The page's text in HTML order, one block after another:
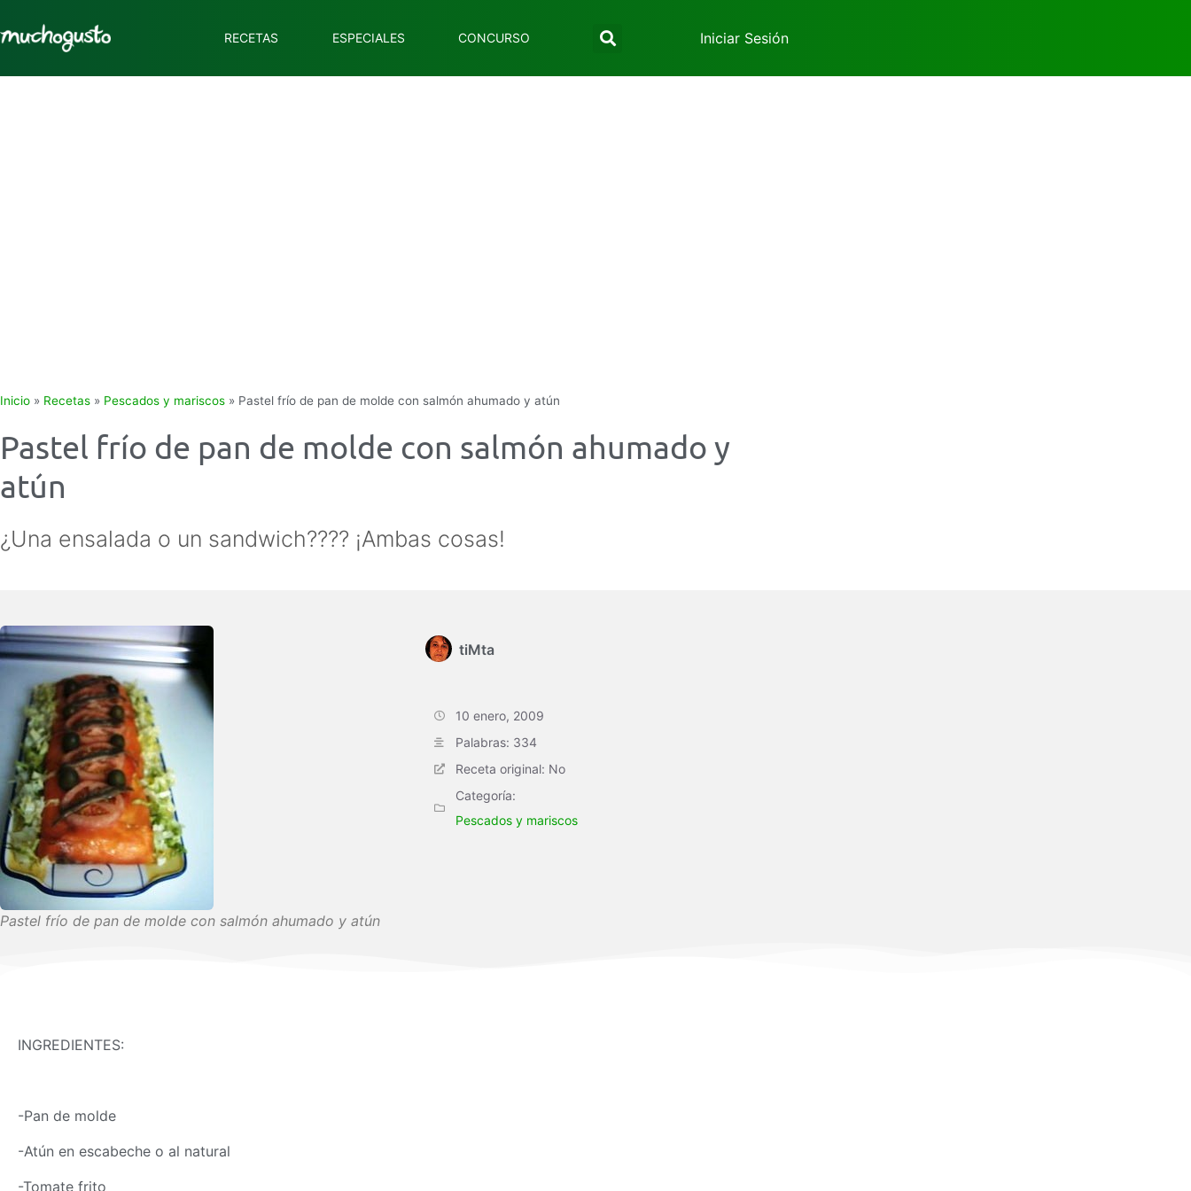
RECETAS ESPECIALES CONCURSO Iniciar Sesión
Inicio » Recetas » Pescados y mariscos » Pastel frío de pan de molde con salmón ahumado y atún
Pastel frío de pan de molde con salmón ahumado y
atún
¿Una ensalada o un sandwich???? ¡Ambas cosas!
Pastel frío de pan de molde con salmón ahumado y atún
tiMta
10 enero, 2009
Palabras: 334
Receta original: No
Categoría:
Pescados y mariscos
INGREDIENTES:
-Pan de molde
-Atún en escabeche o al natural
-Tomate frito